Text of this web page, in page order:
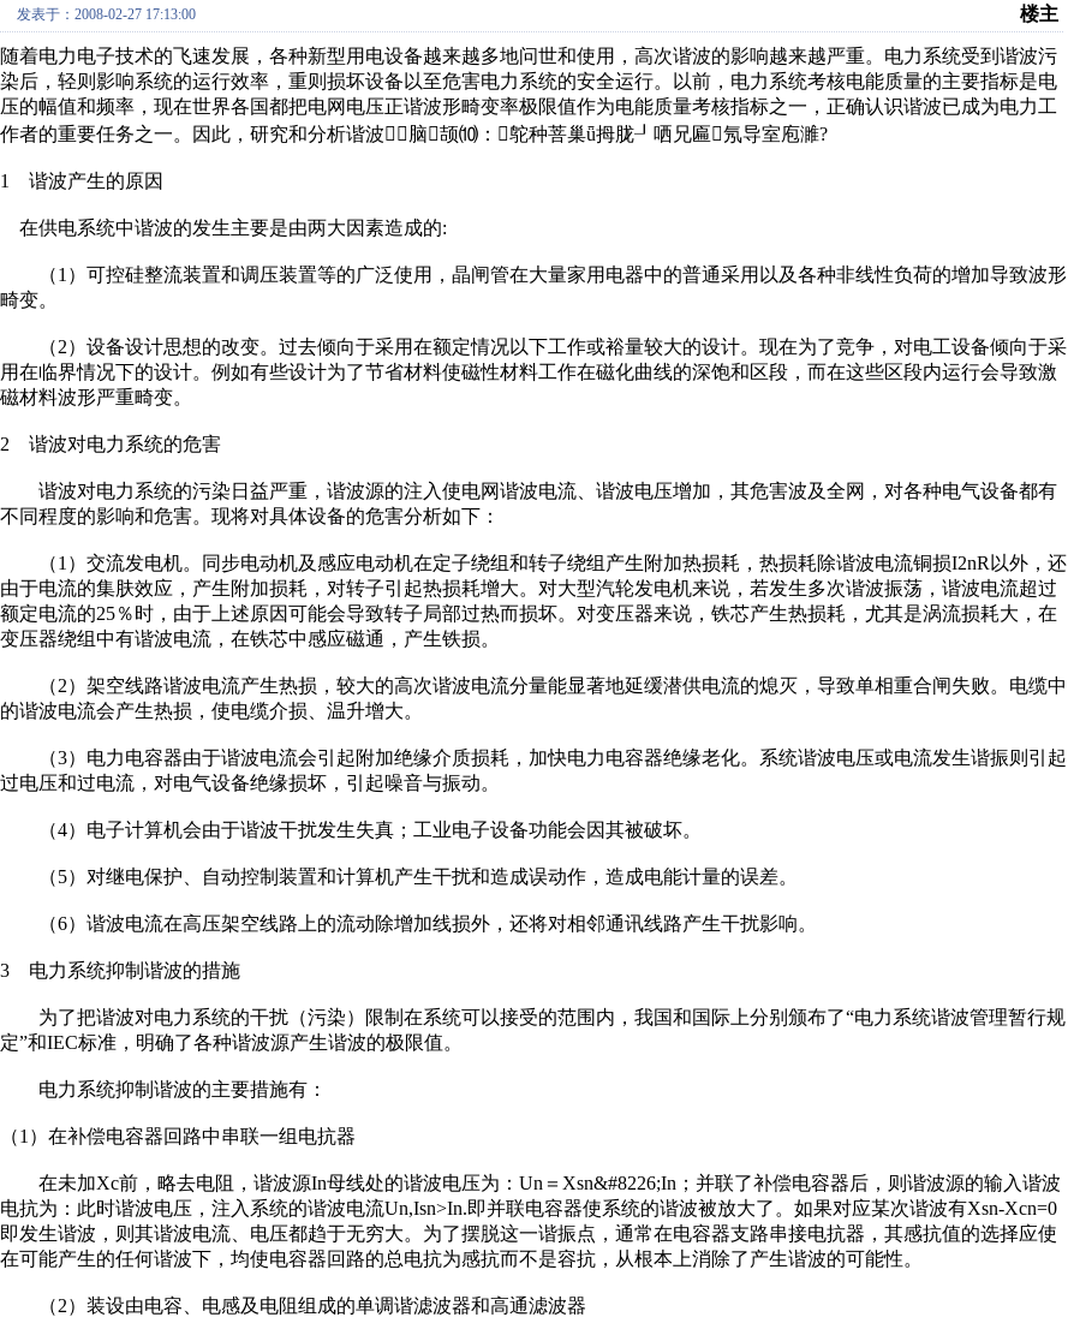
发表于：2008-02-27 17:13:00 楼主
随着电力电子技术的飞速发展，各种新型用电设备越来越多地问世和使用，高次谐波的影响越来越严重。电力系统受到谐波污
染后，轻则影响系统的运行效率，重则损坏设备以至危害电力系统的安全运行。以前，电力系统考核电能质量的主要指标是电
压的幅值和频率，现在世界各国都把电网电压正谐波形畸变率极限值作为电能质量考核指标之一，正确认识谐波已成为电力工
作者的重要任务之一。因此，研究和分析谐波脑颉⑽：鸵种菩巢ǖ拇胧┚哂兄匾氖导室庖濉?
1 谐波产生的原因
在供电系统中谐波的发生主要是由两大因素造成的:
（1）可控硅整流装置和调压装置等的广泛使用，晶闸管在大量家用电器中的普通采用以及各种非线性负荷的增加导致波形
畸变。
（2）设备设计思想的改变。过去倾向于采用在额定情况以下工作或裕量较大的设计。现在为了竞争，对电工设备倾向于采
用在临界情况下的设计。例如有些设计为了节省材料使磁性材料工作在磁化曲线的深饱和区段，而在这些区段内运行会导致激
磁材料波形严重畸变。
2 谐波对电力系统的危害
谐波对电力系统的污染日益严重，谐波源的注入使电网谐波电流、谐波电压增加，其危害波及全网，对各种电气设备都有
不同程度的影响和危害。现将对具体设备的危害分析如下：
（1）交流发电机。同步电动机及感应电动机在定子绕组和转子绕组产生附加热损耗，热损耗除谐波电流铜损I2nR以外，还
由于电流的集肤效应，产生附加损耗，对转子引起热损耗增大。对大型汽轮发电机来说，若发生多次谐波振荡，谐波电流超过
额定电流的25％时，由于上述原因可能会导致转子局部过热而损坏。对变压器来说，铁芯产生热损耗，尤其是涡流损耗大，在
变压器绕组中有谐波电流，在铁芯中感应磁通，产生铁损。
（2）架空线路谐波电流产生热损，较大的高次谐波电流分量能显著地延缓潜供电流的熄灭，导致单相重合闸失败。电缆中
的谐波电流会产生热损，使电缆介损、温升增大。
（3）电力电容器由于谐波电流会引起附加绝缘介质损耗，加快电力电容器绝缘老化。系统谐波电压或电流发生谐振则引起
过电压和过电流，对电气设备绝缘损坏，引起噪音与振动。
（4）电子计算机会由于谐波干扰发生失真；工业电子设备功能会因其被破坏。
（5）对继电保护、自动控制装置和计算机产生干扰和造成误动作，造成电能计量的误差。
（6）谐波电流在高压架空线路上的流动除增加线损外，还将对相邻通讯线路产生干扰影响。
3 电力系统抑制谐波的措施
为了把谐波对电力系统的干扰（污染）限制在系统可以接受的范围内，我国和国际上分别颁布了“电力系统谐波管理暂行规
定”和IEC标准，明确了各种谐波源产生谐波的极限值。
电力系统抑制谐波的主要措施有：
（1）在补偿电容器回路中串联一组电抗器
在未加Xc前，略去电阻，谐波源In母线处的谐波电压为：Un＝Xsn&#8226;In；并联了补偿电容器后，则谐波源的输入谐波
电抗为：此时谐波电压，注入系统的谐波电流Un,Isn>In.即并联电容器使系统的谐波被放大了。如果对应某次谐波有Xsn-Xcn=0
即发生谐波，则其谐波电流、电压都趋于无穷大。为了摆脱这一谐振点，通常在电容器支路串接电抗器，其感抗值的选择应使
在可能产生的任何谐波下，均使电容器回路的总电抗为感抗而不是容抗，从根本上消除了产生谐波的可能性。
（2）装设由电容、电感及电阻组成的单调谐滤波器和高通滤波器